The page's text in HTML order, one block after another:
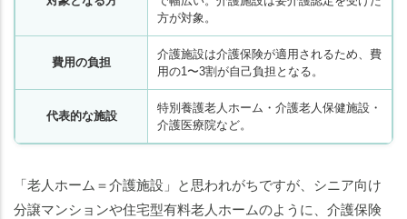
方が対象。
費用の負担
介護施設は介護保険が適用されるため、費
用の1〜3割が自己負担となる。
代表的な施設
特別養護老人ホーム・介護老人保健施設・
介護医療院など。
「老人ホーム＝介護施設」と思われがちですが、シニア向け
分譲マンションや住宅型有料老人ホームのように、介護保険